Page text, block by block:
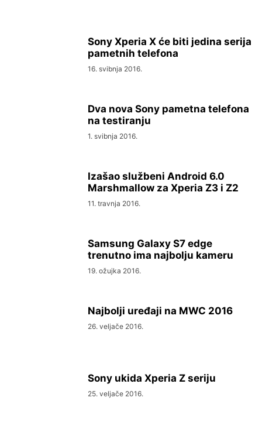
Sony Xperia X će biti jedina serija
pametnih telefona
16. svibnja 2016.
Dva nova Sony pametna telefona
na testiranju
1. svibnja 2016.
Izašao službeni Android 6.0
Marshmallow za Xperia Z3 i Z2
11. travnja 2016.
Samsung Galaxy S7 edge
trenutno ima najbolju kameru
19. ožujka 2016.
Najbolji uređaji na MWC 2016
26. veljače 2016.
Sony ukida Xperia Z seriju
25. veljače 2016.